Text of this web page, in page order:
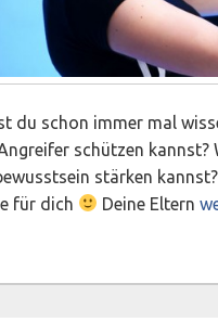
du schon immer mal
schützen
stärken
für dich
Deine Eltern